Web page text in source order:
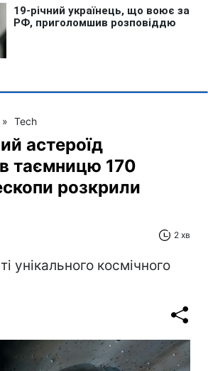
» Tech
астероїд
таємницю 170
розкрили
2 хв
унікального космічного